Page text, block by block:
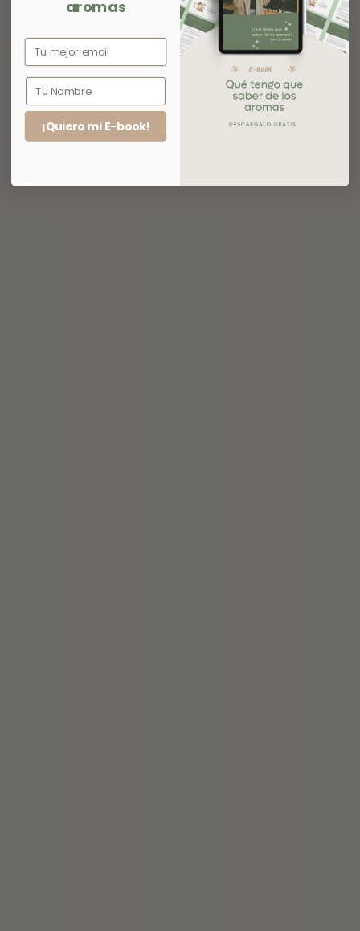
aromas
¡Quiero mi E-book!